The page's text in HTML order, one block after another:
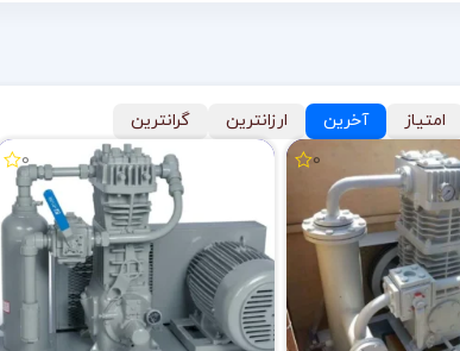
امتیاز آخرین ارزانترین
گرانترین
0
0